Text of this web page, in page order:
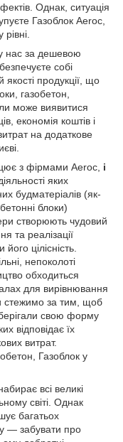
Однак, ситуація
Газоблок Aeroc,
нас за дешевою
собі
продукції, що
газобетон,
може виявитися
економія коштів і
на додаткове
з фірмами Aeroc, і
яких
будматеріалів (як-
блоки)
створюють чудовий
та реалізації
цілісність.
непоколоті
обходиться
для вирівнювання
стежимо за тим, щоб
свою форму
відповідає їх
витрат.
Газоблок у
всі великі
світі. Однак
багатьох
— забувати про